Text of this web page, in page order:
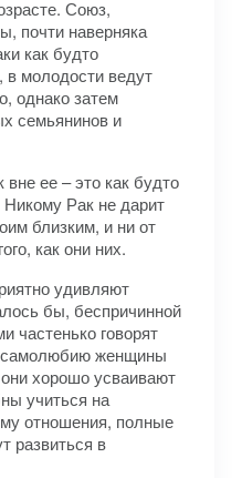
Союз,
почти наверняка
как будто
в молодости ведут
однако затем
семьянинов и
ее – это как будто
Рак не дарит
близким, и ни от
как они них.
удивляют
бы, беспричинной
частенько говорят
самолюбию женщины
хорошо усваивают
учиться на
отношения, полные
развиться в